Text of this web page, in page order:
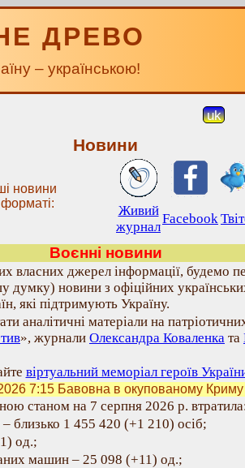
ДРЕВО
– українською!
uk
Новини
новини
Живий
журнал
Facebook
Воєнні новини
власних джерел інформації, будемо
думку) новини з офіційних
які підтримують Україну.
аналітичні матеріали на
», журнали Олександра Коваленка та
віртуальний меморіал героїв
7:15Бавовна в окупованому Криму
станом на 7 серпня 2026 р.
близько 1 455 420 (+1 210) осіб;
од.;
машин – 25 098 (+11) од.;